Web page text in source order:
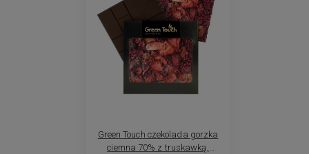
Green Touch czekolada gorzka
ciemna 70% z truskawką,